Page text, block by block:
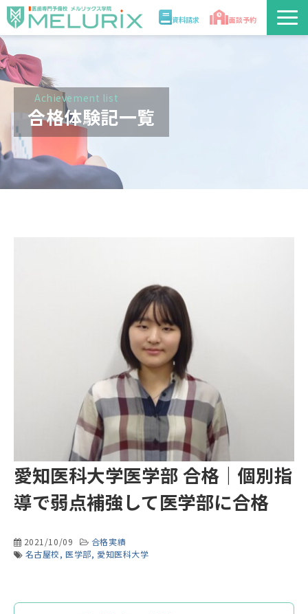
資料請求 面談予約
説明会/講座
校舎情報
入学案内
合格実績・合格体験記
Achievement list
合格体験記一覧
愛知医科大学医学部 合格｜個別指
導で弱点補強して医学部に合格
2021/10/09
合格実績
名古屋校 医学部 愛知医科大学